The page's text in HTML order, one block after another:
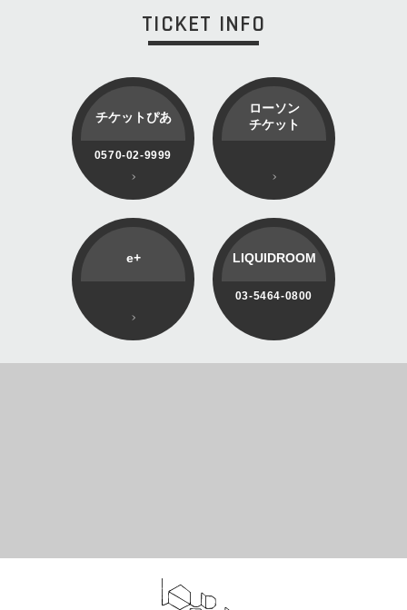
TICKET INFO
チケットぴあ
0570-02-9999
ローソン
チケット
e+ LIQUIDROOM
03-5464-0800